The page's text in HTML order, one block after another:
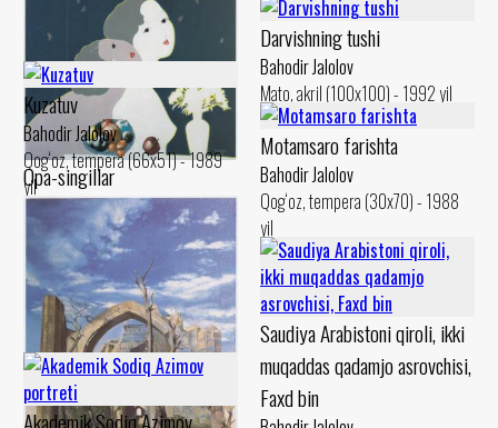
Opa-singillar
Bahodir Jalolov
Mato, akril (76x76) - 1996 yil
Darvishning tushi
Bahodir Jalolov
Mato, akril (100x100) - 1992 yil
Kuzatuv
Bahodir Jalolov
Qog‘oz, tempera (66x51) - 1989
yil
Motamsaro farishta
Bahodir Jalolov
Qog‘oz, tempera (30x70) - 1988
yil
Saudiya Arabistoni qiroli, ikki
muqaddas qadamjo asrovchisi,
Faxd bin
Akademik Sodiq Azimov